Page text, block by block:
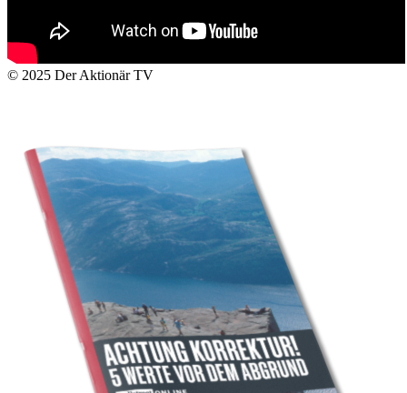
© 2025 Der Aktionär TV